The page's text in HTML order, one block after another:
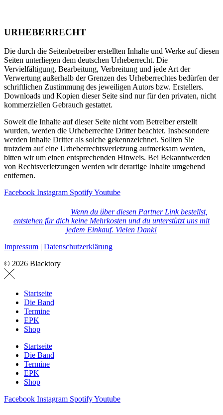
URHEBERRECHT
Die durch die Seitenbetreiber erstellten Inhalte und Werke auf diesen
Seiten unterliegen dem deutschen Urheberrecht. Die
Vervielfältigung, Bearbeitung, Verbreitung und jede Art der
Verwertung außerhalb der Grenzen des Urheberrechtes bedürfen der
schriftlichen Zustimmung des jeweiligen Autors bzw. Erstellers.
Downloads und Kopien dieser Seite sind nur für den privaten, nicht
kommerziellen Gebrauch gestattet.
Soweit die Inhalte auf dieser Seite nicht vom Betreiber erstellt
wurden, werden die Urheberrechte Dritter beachtet. Insbesondere
werden Inhalte Dritter als solche gekennzeichnet. Sollten Sie
trotzdem auf eine Urheberrechtsverletzung aufmerksam werden,
bitten wir um einen entsprechenden Hinweis. Bei Bekanntwerden
von Rechtsverletzungen werden wir derartige Inhalte umgehend
entfernen.
Facebook Instagram SpotifyYoutube
Wenn du über diesen Partner Link bestellst,
entstehen für dich keine Mehrkosten und du unterstützt uns mit
jedem Einkauf. Vielen Dank!
Impressum | Datenschutzerklärung
© 2026 Blacktory
Startseite
Die Band
Termine
EPK
Shop
Startseite
Die Band
Termine
EPK
Shop
Facebook Instagram SpotifyYoutube